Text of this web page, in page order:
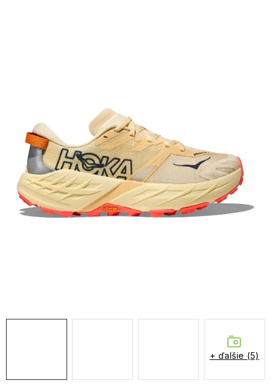
ZNAČKY
Vrátenie a výmena Doprava a platba
Blog
Moja objednávka
+ ďalšie (5)